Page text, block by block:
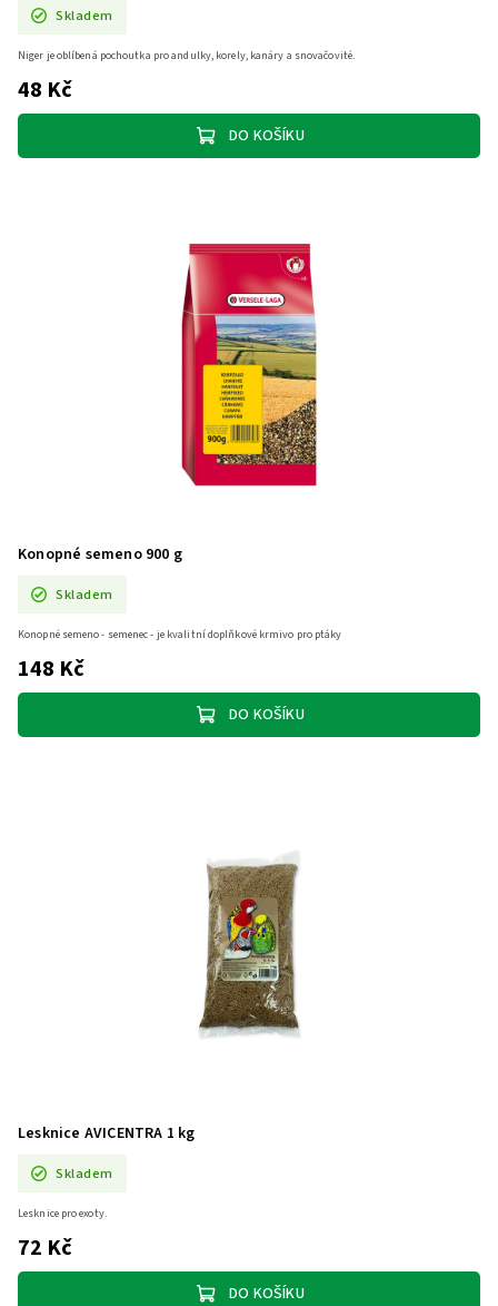
Skladem
48 Kč
DO KOŠÍKU
Niger je oblíbená pochoutka pro andulky, korely, kanáry a snovačovité.
Konopné semeno 900 g
Skladem
148 Kč
DO KOŠÍKU
Konopné semeno - semenec - je kvalitní doplňkové krmivo pro ptáky
Lesknice AVICENTRA 1 kg
Skladem
72 Kč
DO KOŠÍKU
Lesknice pro exoty.